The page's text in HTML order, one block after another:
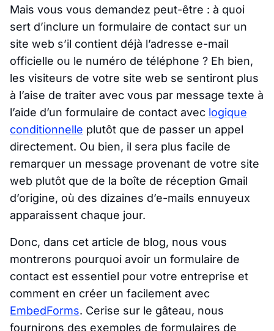
Mais vous vous demandez peut-être : à quoi
sert d’inclure un formulaire de contact sur un
site web s’il contient déjà l’adresse e-mail
officielle ou le numéro de téléphone ? Eh bien,
les visiteurs de votre site web se sentiront plus
à l’aise de traiter avec vous par message texte à
l’aide d’un formulaire de contact avec logique
conditionnelle plutôt que de passer un appel
directement. Ou bien, il sera plus facile de
remarquer un message provenant de votre site
web plutôt que de la boîte de réception Gmail
d’origine, où des dizaines d’e-mails ennuyeux
apparaissent chaque jour.
Donc, dans cet article de blog, nous vous
montrerons pourquoi avoir un formulaire de
contact est essentiel pour votre entreprise et
comment en créer un facilement avec
EmbedForms. Cerise sur le gâteau, nous
fournirons des exemples de formulaires de